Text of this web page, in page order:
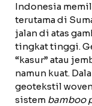
Indonesia
terutama di
jalan di atas
tingkat tinggi.
“kasur” atau
namun kuat.
geotekstil
sistem bamboo